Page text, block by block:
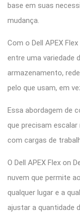
base em suas
mudança.
Com o Dell APEX
entre uma variedade
armazenamento,
pelo que usam, em
Essa abordagem de
que precisam
com cargas de
O Dell APEX Flex on
nuvem que permite
qualquer lugar e a
ajustar a quantidade